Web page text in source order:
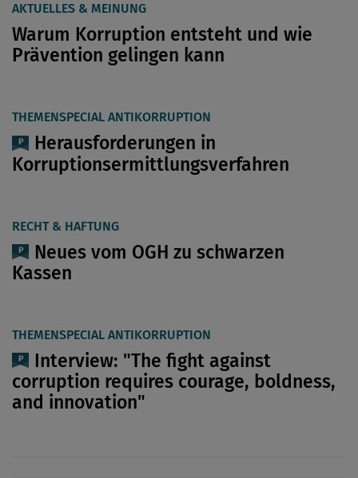
AKTUELLES & MEINUNG
Warum Korruption entsteht und wie
Prävention gelingen kann
THEMENSPECIAL ANTIKORRUPTION
Herausforderungen in
Korruptionsermittlungsverfahren
RECHT & HAFTUNG
Neues vom OGH zu schwarzen
Kassen
THEMENSPECIAL ANTIKORRUPTION
Interview: "The fight against
corruption requires ­courage, boldness,
and innovation"